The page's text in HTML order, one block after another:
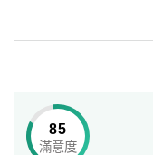
租
網
紅
85
滿意度